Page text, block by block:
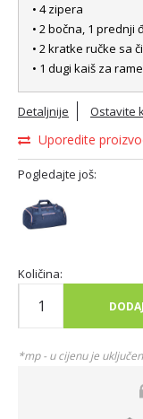
• 4 zipera
• 2 bočna, 1 prednji
• 2 kratke ručke sa
• 1 dugi kaiš za rame
Detaljnije Ostavite
Uporedite
Pogledajte još:
Količina:
*mp - u cijenu je